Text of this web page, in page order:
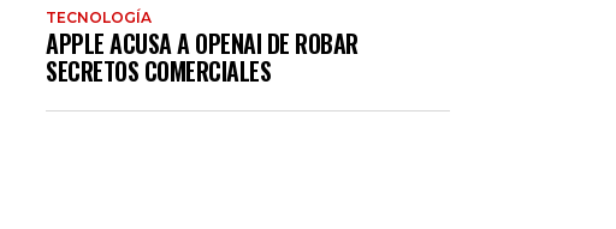
TECNOLOGÍA
APPLE ACUSA A OPENAI DE ROBAR
SECRETOS COMERCIALES